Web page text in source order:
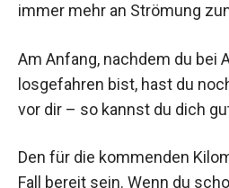
immer mehr an Strömung
Am Anfang, nachdem du bei
losgefahren bist, hast du
vor dir – so kannst du dich
Den für die kommenden
Fall bereit sein. Wenn du